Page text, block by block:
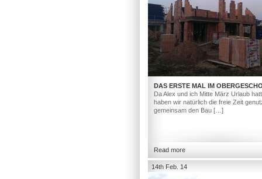
DAS ERSTE MAL IM
Da Alex und ich Mitte März Urlaub
haben wir natürlich die freie Zeit
gemeinsam den Bau […]
Read more
14th Feb. 14